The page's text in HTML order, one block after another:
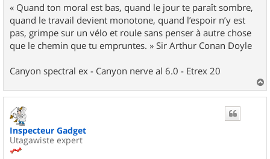
« Quand ton moral est bas, quand le jour te paraît sombre,
quand le travail devient monotone, quand l’espoir n’y est
pas, grimpe sur un vélo et roule sans penser à autre chose
que le chemin que tu empruntes. » Sir Arthur Conan Doyle
Canyon spectral ex - Canyon nerve al 6.0 - Etrex 20
a
u
Inspecteur Gadget
Utagawiste expert